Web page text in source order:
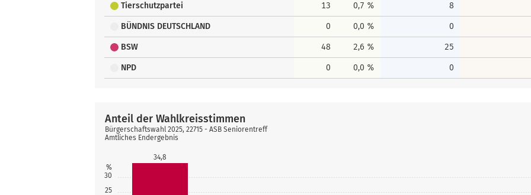
Tierschutzpartei 13 0,7 % 8
BÜNDNIS DEUTSCHLAND 0 0,0 % 0
BSW 48 2,6 % 25
NPD 0 0,0 % 0
25
30
%
34,8
Anteil der Wahlkreisstimmen
Bürgerschaftswahl 2025, 22715 - ASB Seniorentreff
Amtliches Endergebnis